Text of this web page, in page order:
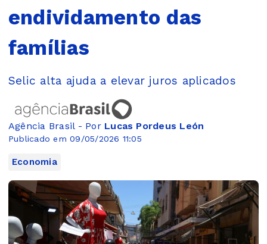
endividamento das
famílias
Selic alta ajuda a elevar juros aplicados
Agência Brasil - Por Lucas Pordeus León
Publicado em 09/05/2026 11:05
Economia